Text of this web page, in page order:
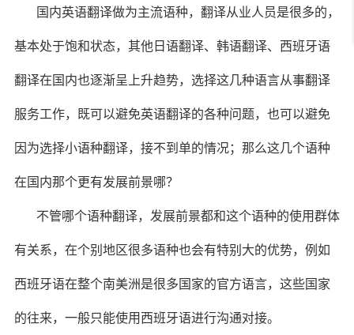
国内英语翻译做为主流语种，翻译从业人员是很多的，
基本处于饱和状态，其他日语翻译、韩语翻译、西班牙语
翻译在国内也逐渐呈上升趋势，选择这几种语言从事翻译
服务工作，既可以避免英语翻译的各种问题，也可以避免
因为选择小语种翻译，接不到单的情况；那么这几个语种
在国内那个更有发展前景哪？
不管哪个语种翻译，发展前景都和这个语种的使用群体
有关系，在个别地区很多语种也会有特别大的优势，例如
西班牙语在整个南美洲是很多国家的官方语言，这些国家
的往来，一般只能使用西班牙语进行沟通对接。